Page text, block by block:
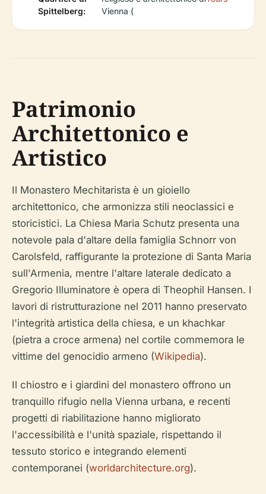
Spittelberg:
Vienna (
Patrimonio
Architettonico e
Artistico
Il Monastero Mechitarista è un gioiello
architettonico, che armonizza stili neoclassici e
storicistici. La Chiesa Maria Schutz presenta una
notevole pala d'altare della famiglia Schnorr von
Carolsfeld, raffigurante la protezione di Santa Maria
sull'Armenia, mentre l'altare laterale dedicato a
Gregorio Illuminatore è opera di Theophil Hansen. I
lavori di ristrutturazione nel 2011 hanno preservato
l'integrità artistica della chiesa, e un khachkar
(pietra a croce armena) nel cortile commemora le
vittime del genocidio armeno (Wikipedia).
Il chiostro e i giardini del monastero offrono un
tranquillo rifugio nella Vienna urbana, e recenti
progetti di riabilitazione hanno migliorato
l'accessibilità e l'unità spaziale, rispettando il
tessuto storico e integrando elementi
contemporanei (worldarchitecture.org).